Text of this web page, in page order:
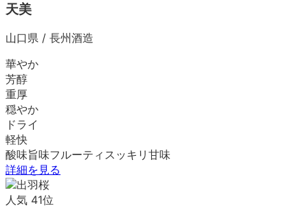
天美
山口県 / 長州酒造
華やか
芳醇
重厚
穏やか
ドライ
軽快
酸味旨味フルーティ スッキリ 甘味
詳細を見る
人気 41位